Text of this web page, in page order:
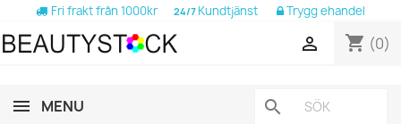
Fri frakt från 1000kr 24/7 Kundtjänst Trygg ehandel
shopping_cart (0)

MENU search